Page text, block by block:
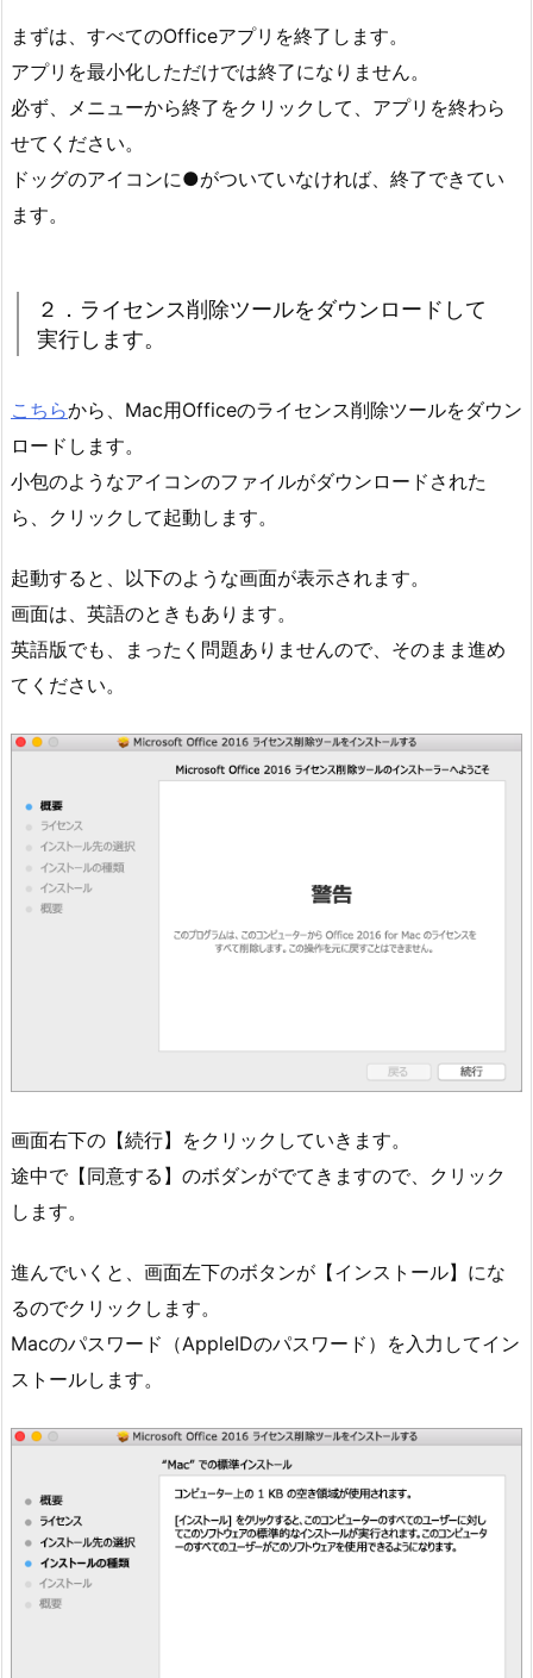
まずは、すべてのOfficeアプリを終了します。
アプリを最小化しただけでは終了になりません。
必ず、メニューから終了をクリックして、アプリを終わら
せてください。
ドッグのアイコンに●がついていなければ、終了できてい
ます。
２．ライセンス削除ツールをダウンロードして
実行します。
こちらから、Mac用Officeのライセンス削除ツールをダウン
ロードします。
小包のようなアイコンのファイルがダウンロードされた
ら、クリックして起動します。
起動すると、以下のような画面が表示されます。
画面は、英語のときもあります。
英語版でも、まったく問題ありませんので、そのまま進め
てください。
画面右下の【続行】をクリックしていきます。
途中で【同意する】のボダンがでてきますので、クリック
します。
進んでいくと、画面左下のボタンが【インストール】にな
るのでクリックします。
Macのパスワード（AppleIDのパスワード）を入力してイン
ストールします。